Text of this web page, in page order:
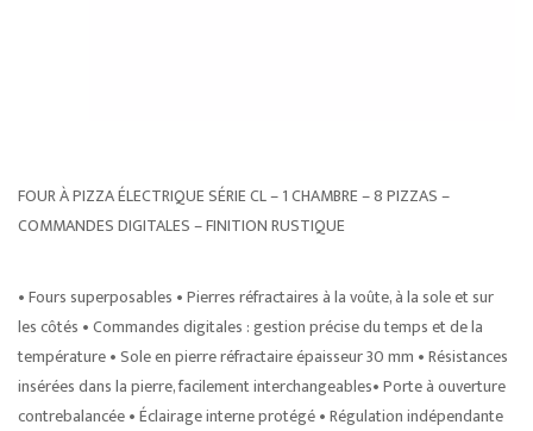
FOUR À PIZZA ÉLECTRIQUE SÉRIE CL – 1 CHAMBRE – 8 PIZZAS –
COMMANDES DIGITALES – FINITION RUSTIQUE
• Fours superposables • Pierres réfractaires à la voûte, à la sole et sur
les côtés • Commandes digitales : gestion précise du temps et de la
température • Sole en pierre réfractaire épaisseur 30 mm • Résistances
insérées dans la pierre, facilement interchangeables• Porte à ouverture
contrebalancée • Éclairage interne protégé • Régulation indépendante